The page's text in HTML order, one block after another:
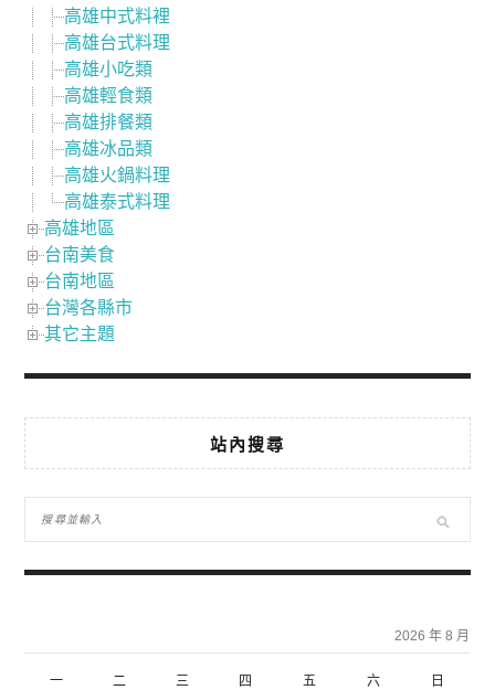
高雄中式料裡
高雄台式料理
高雄小吃類
高雄輕食類
高雄排餐類
高雄冰品類
高雄火鍋料理
高雄泰式料理
高雄地區
台南美食
台南地區
台灣各縣市
其它主題
站內搜尋
2026 年 8 月
一 二 三 四 五 六 日